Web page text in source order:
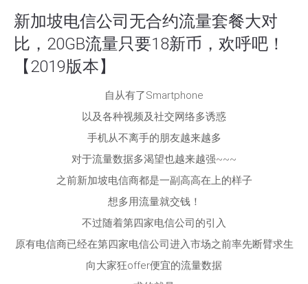
新加坡电信公司无合约流量套餐大对
比，20GB流量只要18新币，欢呼吧！
【2019版本】
自从有了Smartphone
以及各种视频及社交网络多诱惑
手机从不离手的朋友越来越多
对于流量数据多渴望也越来越强~~~
之前新加坡电信商都是一副高高在上的样子
想多用流量就交钱！
不过随着第四家电信公司的引入
原有电信商已经在第四家电信公司进入市场之前率先断臂求生
向大家狂offer便宜的流量数据